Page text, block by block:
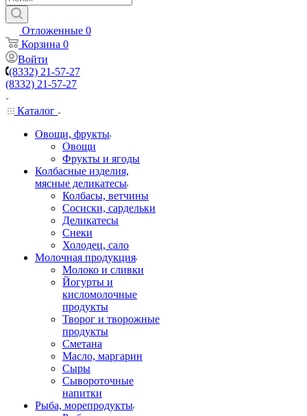
Отложенные 0
Корзина 0
Войти
(8332) 21-57-27
(8332) 21-57-27
Каталог
Овощи, фрукты
Овощи
Фрукты и ягоды
Колбасные изделия,
мясные деликатесы
Колбасы, ветчины
Сосиски, сардельки
Деликатесы
Снеки
Холодец, сало
Молочная продукция
Молоко и сливки
Йогурты и
кисломолочные
продукты
Творог и творожные
продукты
Сметана
Масло, маргарин
Сыры
Сывороточные
напитки
Рыба, морепродукты